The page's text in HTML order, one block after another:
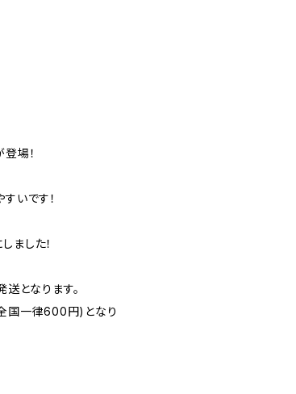
場！
いです！
ました！
となります。
国一律600円)となり